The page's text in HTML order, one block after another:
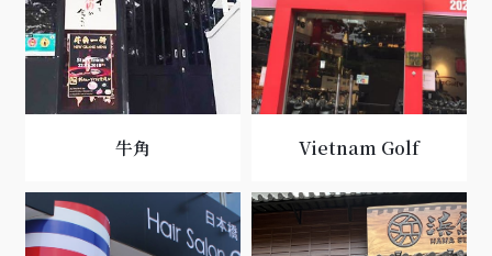
牛角 Vietnam Golf